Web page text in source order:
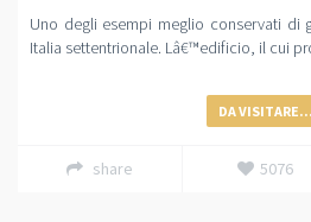
Uno degli esempi meglio conservati di
Italia settentrionale. Lâ€™edificio, il cui
DA VISITARE...
share 5076